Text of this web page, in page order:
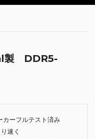
製 DDR5-
カーフルテスト済み
速く